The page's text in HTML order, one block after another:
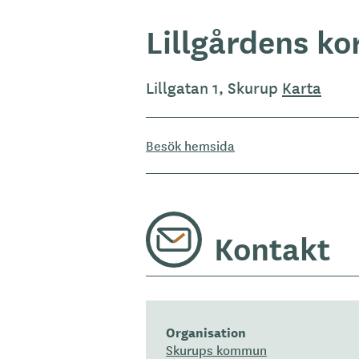
Lillgårdens
Lillgatan 1, Skurup Karta
Besök hemsida
Kontakt
Organisation
Skurups kommun